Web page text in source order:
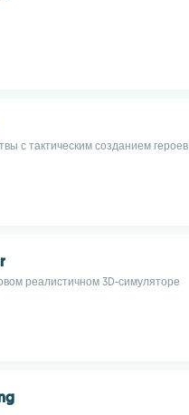
с тактическим созданием героев
реалистичном 3D-симуляторе